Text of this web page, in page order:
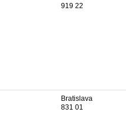
919 22
Bratislava
831 01